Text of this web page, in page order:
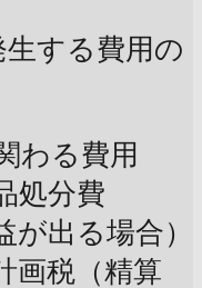
する費用の
わる費用
処分費
出る場合）
画税（精算